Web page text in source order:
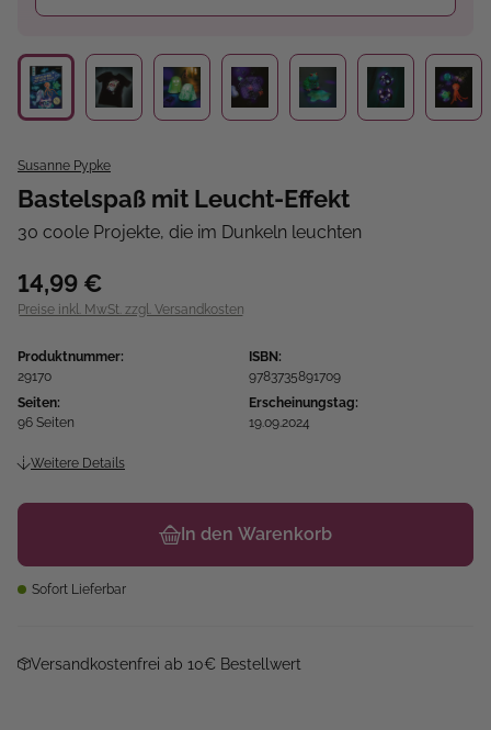
Susanne Pypke
Bastelspaß mit Leucht-Effekt
30 coole Projekte, die im Dunkeln leuchten
14,99 €
Preise inkl. MwSt. zzgl. Versandkosten
Produktnummer:
29170
ISBN:
9783735891709
Seiten:
96 Seiten
Erscheinungstag:
19.09.2024
Weitere Details
In den Warenkorb
Sofort Lieferbar
Versandkostenfrei ab 10€ Bestellwert